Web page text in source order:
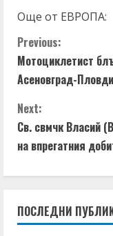
Още от ЕВРОПА:
C
o
n
t
u
Previous:
Мотоциклетист
Асеновград-
Next:
Св. свмчк Власий
на впрегатния
ПОСЛЕДНИ